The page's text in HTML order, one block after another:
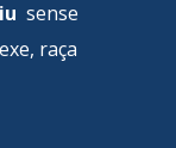
sense
raça